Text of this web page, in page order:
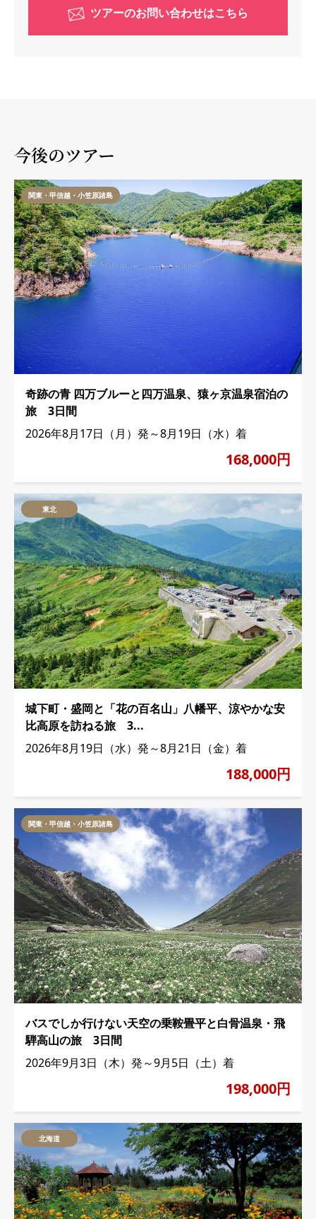
ツアーのお問い合わせはこちら
今後のツアー
関東・甲信越・小笠原諸島
奇跡の青 四万ブルーと四万温泉、猿ヶ京温泉宿泊の
旅 3日間
2026年8月17日（月）発～8月19日（水）着
168,000円
東北
城下町・盛岡と「花の百名山」八幡平、涼やかな安
比高原を訪ねる旅 3...
2026年8月19日（水）発～8月21日（金）着
188,000円
関東・甲信越・小笠原諸島
バスでしか行けない天空の乗鞍畳平と白骨温泉・飛
騨高山の旅 3日間
2026年9月3日（木）発～9月5日（土）着
198,000円
北海道